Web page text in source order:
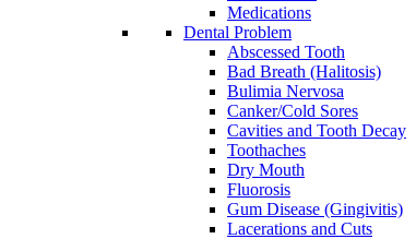
Medications
Dental Problem
Abscessed Tooth
Bad Breath (Halitosis)
Bulimia Nervosa
Canker/Cold Sores
Cavities and Tooth Decay
Toothaches
Dry Mouth
Fluorosis
Gum Disease (Gingivitis)
Lacerations and Cuts